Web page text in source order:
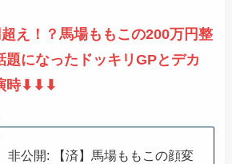
え！？馬場ももこの200万円整
題になったドッキリGPとデカ
時⬇︎⬇︎⬇︎
非公開: 【済】馬場ももこの顔変